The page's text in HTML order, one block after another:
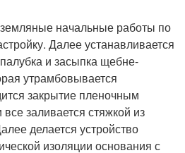
начальные работы по
Далее устанавливается
и засыпка щебне-
утрамбовывается
закрытие пленочным
заливается стяжкой из
делается устройство
изоляции основания с